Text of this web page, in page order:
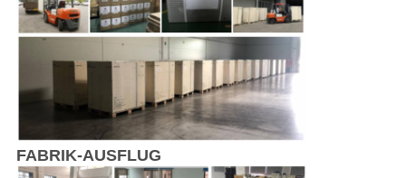
FABRIK-AUSFLUG